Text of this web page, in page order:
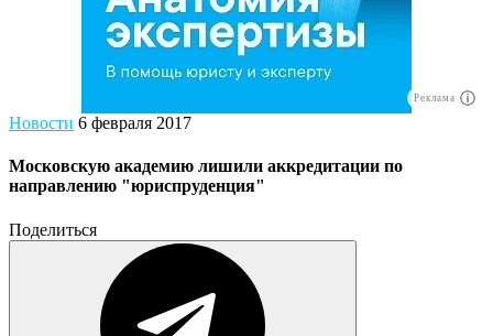
Реклама
Новости 6 февраля 2017
Московскую академию лишили аккредитации по
направлению "юриспруденция"
Поделиться